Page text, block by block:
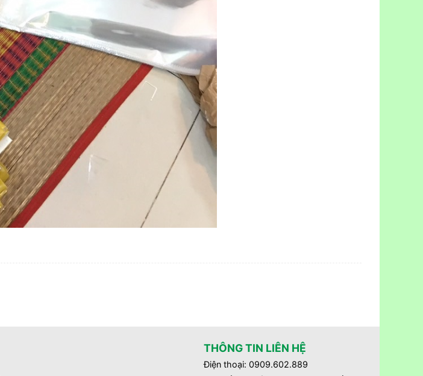
THÔNG TIN LIÊN HỆ
Điện thoại: 0909.602.889